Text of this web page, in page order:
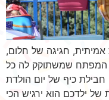
אמיתית, חגיגה של חלום,
המפתח שמשתוקק לה כל
חבילת כיף של יום הולדת
של ילדכם הוא ירגיש הכי